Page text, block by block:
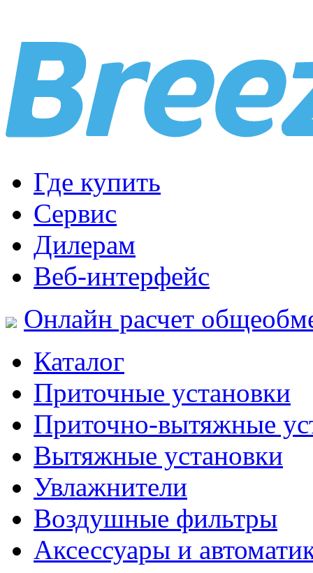
Где купить
Сервис
Дилерам
Веб-интерфейс
Онлайн расчет
Каталог
Приточные установки
Приточно-вытяжные
Вытяжные установки
Увлажнители
Воздушные фильтры
Аксессуары и